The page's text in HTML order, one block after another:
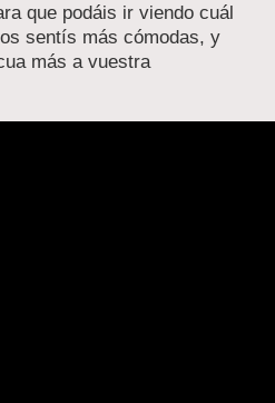
que podáis ir viendo cuál
sentís más cómodas, y
más a vuestra